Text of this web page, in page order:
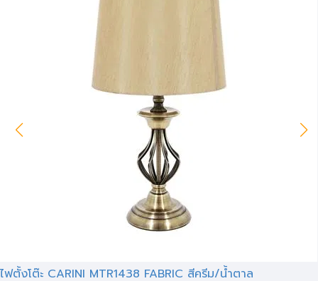
ไฟตั้งโต๊ะ CARINI MTR1438 FABRIC สีครีม/น้ำตาล